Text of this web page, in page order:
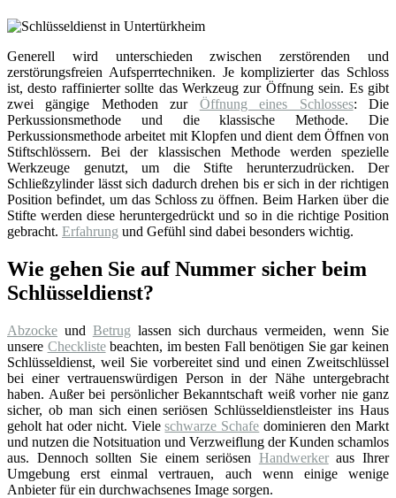
Generell wird unterschieden zwischen zerstörenden und
zerstörungsfreien Aufsperrtechniken. Je komplizierter das Schloss
ist, desto raffinierter sollte das Werkzeug zur Öffnung sein. Es gibt
zwei gängige Methoden zur Öffnung eines Schlosses: Die
Perkussionsmethode und die klassische Methode. Die
Perkussionsmethode arbeitet mit Klopfen und dient dem Öffnen von
Stiftschlössern. Bei der klassischen Methode werden spezielle
Werkzeuge genutzt, um die Stifte herunterzudrücken. Der
Schließzylinder lässt sich dadurch drehen bis er sich in der richtigen
Position befindet, um das Schloss zu öffnen. Beim Harken über die
Stifte werden diese heruntergedrückt und so in die richtige Position
gebracht. Erfahrung und Gefühl sind dabei besonders wichtig.
Wie gehen Sie auf Nummer sicher beim
Schlüsseldienst?
Abzocke und Betrug lassen sich durchaus vermeiden, wenn Sie
unsere Checklistebeachten, im besten Fall benötigen Sie gar keinen
Schlüsseldienst, weil Sie vorbereitet sind und einen Zweitschlüssel
bei einer vertrauenswürdigen Person in der Nähe untergebracht
haben. Außer bei persönlicher Bekanntschaft weiß vorher nie ganz
sicher, ob man sich einen seriösen Schlüsseldienstleister ins Haus
geholt hat oder nicht. Vieleschwarze Schafe dominieren den Markt
und nutzen die Notsituation und Verzweiflung der Kunden schamlos
aus. Dennoch sollten Sie einem seriösen Handwerkeraus Ihrer
Umgebung erst einmal vertrauen, auch wenn einige wenige
Anbieter für ein durchwachsenes Image sorgen.